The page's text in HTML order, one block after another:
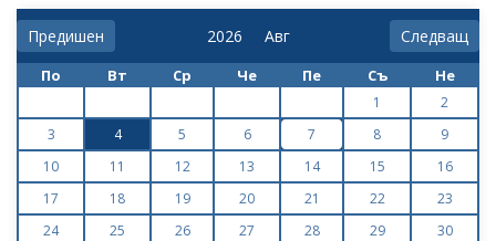
Предишен Следващ
По Вт Ср Че Пе Съ Не
1
2
3
4 5 6 7 8
9
10
11 12 13 14 15
16
17
18 19 20 21 22
23
24
25 26 27 28 29
30